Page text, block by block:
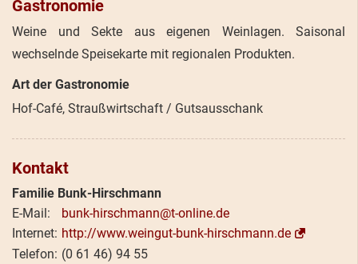
Gastronomie
Weine und Sekte aus eigenen Weinlagen. Saisonal
wechselnde Speisekarte mit regionalen Produkten.
Art der Gastronomie
Hof-Café, Straußwirtschaft / Gutsausschank
Kontakt
Familie Bunk-Hirschmann
bunk-hirschmann@t-online.de
http://www.weingut-bunk-hirschmann.de
(0 61 46) 94 55